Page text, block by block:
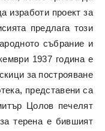
изработи проект за
предлага този
събрание и
1937 година е
за построяване
представени са
Цолов печелят
терена е бившият